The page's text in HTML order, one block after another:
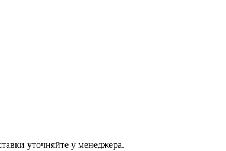
уточняйте у менеджера.